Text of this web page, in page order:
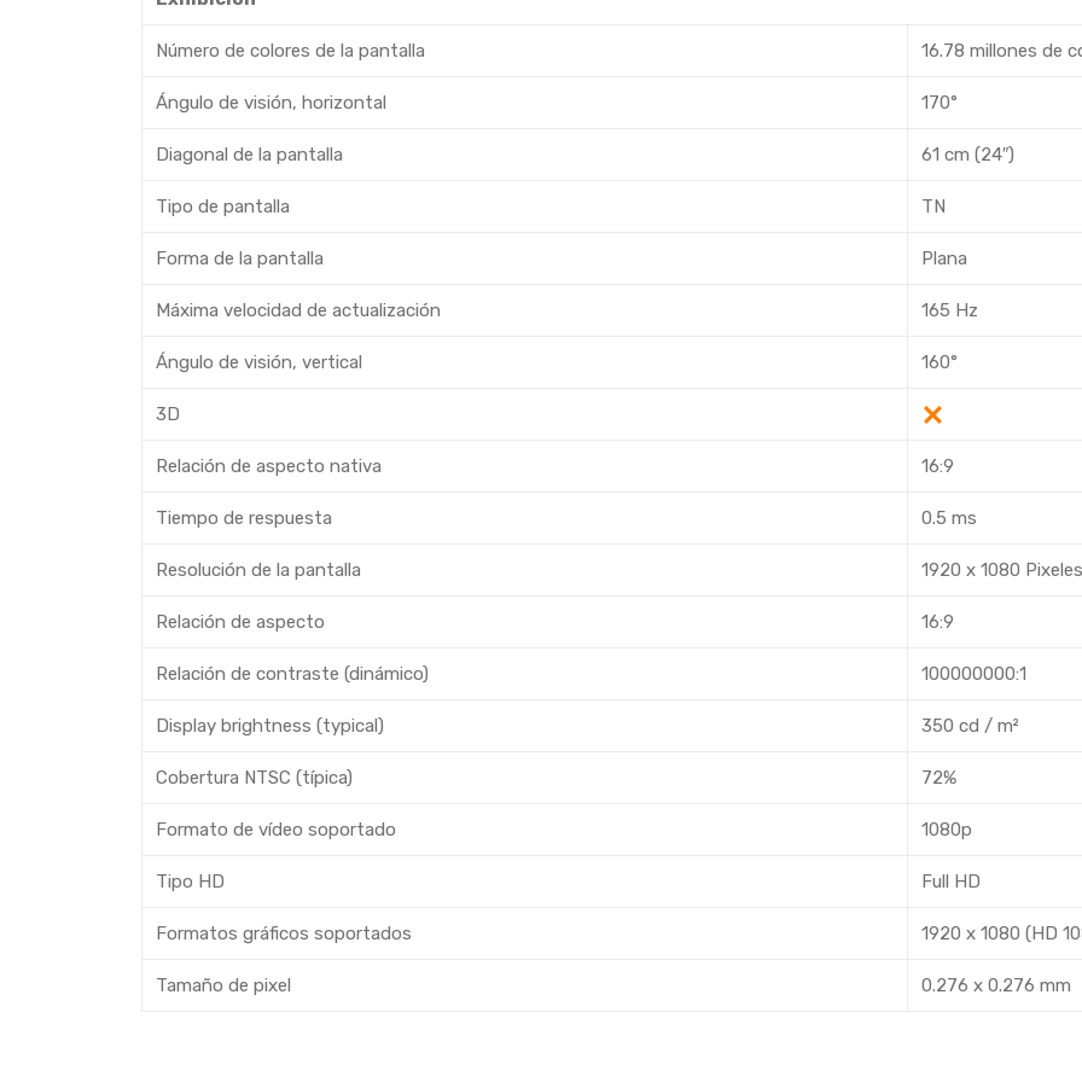
Número de colores de la pantalla 16.78 millones de
Ángulo de visión, horizontal 170°
Diagonal de la pantalla 61 cm (24″)
Tipo de pantalla TN
Forma de la pantalla Plana
Máxima velocidad de actualización 165 Hz
Ángulo de visión, vertical 160°
3D
Relación de aspecto nativa 16:9
Tiempo de respuesta 0.5 ms
Resolución de la pantalla 1920 x 1080 Pixeles
Relación de aspecto 16:9
Relación de contraste (dinámico) 100000000:1
Display brightness (typical) 350 cd / m²
Cobertura NTSC (típica) 72%
Formato de vídeo soportado 1080p
Tipo HD Full HD
Formatos gráficos soportados 1920 x 1080 (HD
Tamaño de pixel 0.276 x 0.276 mm